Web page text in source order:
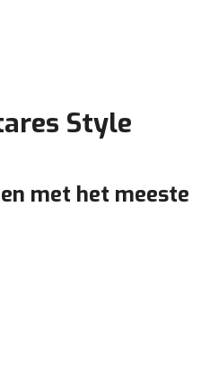
Style
met het meeste